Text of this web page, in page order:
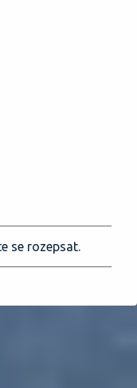
se rozepsat.